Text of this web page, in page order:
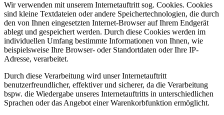
Wir verwenden mit unserem Internetauftritt sog. Cookies. Cookies
sind kleine Textdateien oder andere Speichertechnologien, die durch
den von Ihnen eingesetzten Internet-Browser auf Ihrem Endgerät
ablegt und gespeichert werden. Durch diese Cookies werden im
individuellen Umfang bestimmte Informationen von Ihnen, wie
beispielsweise Ihre Browser- oder Standortdaten oder Ihre IP-
Adresse, verarbeitet.
Durch diese Verarbeitung wird unser Internetauftritt
benutzerfreundlicher, effektiver und sicherer, da die Verarbeitung
bspw. die Wiedergabe unseres Internetauftritts in unterschiedlichen
Sprachen oder das Angebot einer Warenkorbfunktion ermöglicht.